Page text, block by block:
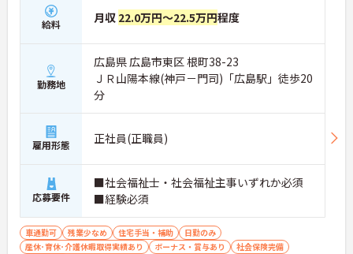
給料 月収 22.0万円～22.5万円程度
勤務地
広島県 広島市東区 根町38-23
ＪＲ山陽本線(神戸－門司)「広島駅」徒歩20
分
雇用形態 正社員(正職員)
応募要件
■社会福祉士・社会福祉主事いずれか必須
■経験必須
車通勤可 残業少なめ 住宅手当・補助
日勤のみ
産休･育休･介護休暇取得実績あり
ボーナス・賞与あり
社会保険完備